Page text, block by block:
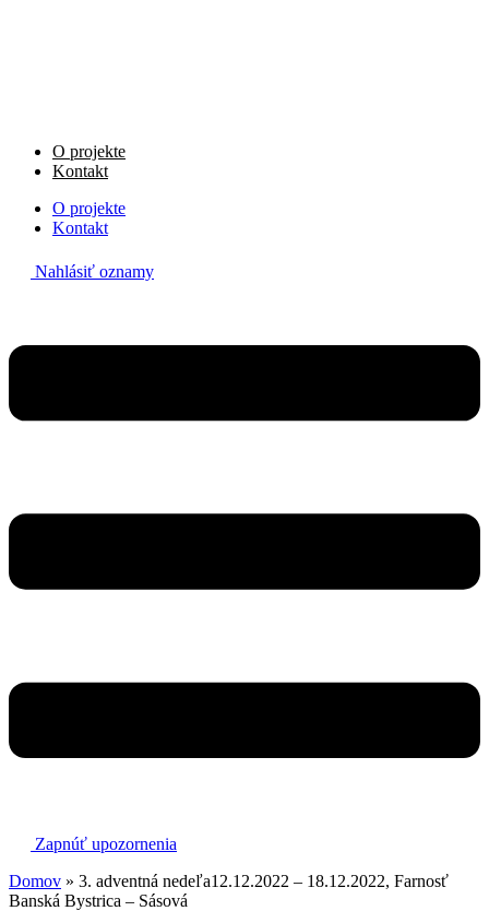
O projekte
Kontakt
O projekte
Kontakt
Nahlásiť oznamy
Zapnúť upozornenia
Domov » 3. adventná nedeľa12.12.2022 – 18.12.2022, Farnosť
Banská Bystrica – Sásová